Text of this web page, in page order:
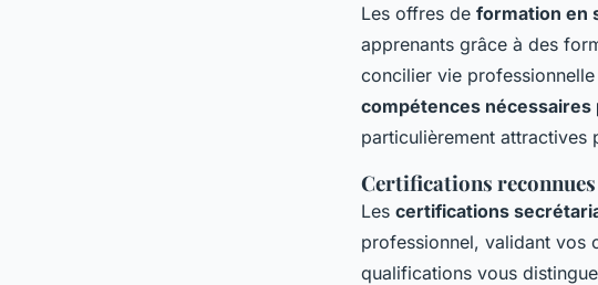
Les offres de formation en
apprenants grâce à des
concilier vie
compétences
particulièrement attractives
Certifications
Les certifications
professionnel, validant vos
qualifications vous